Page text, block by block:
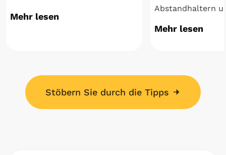
Mehr lesen
Abstandhaltern
Mehr lesen
Stöbern Sie durch die Tipps